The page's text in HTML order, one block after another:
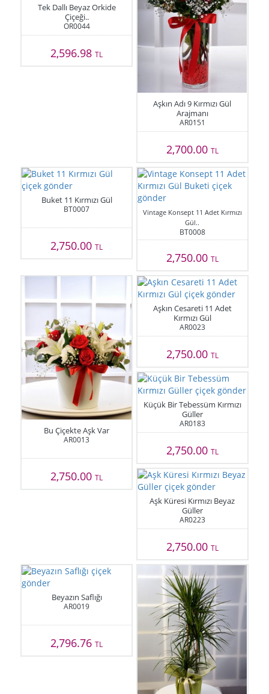
Tek Dallı Beyaz Orkide
Çiçeği..
OR0044
2,596.98TL
Aşkın Adı 9 Kırmızı Gül
Arajmanı
AR0151
2,700.00 TL
Buket 11 Kırmızı Gül
BT0007
2,750.00TL
Vintage Konsept 11 Adet Kırmızı
Gül..
BT0008
2,750.00 TL
Bu Çiçekte Aşk Var
AR0013
2,750.00TL
Aşkın Cesareti 11 Adet
Kırmızı Gül
AR0023
2,750.00 TL
Küçük Bir Tebessüm Kırmızı
Güller
AR0183
2,750.00 TL
Aşk Küresi Kırmızı Beyaz
Güller
AR0223
2,750.00 TL
Beyazın Saflığı
AR0019
2,796.76TL